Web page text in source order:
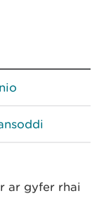
ar gyfer rhai